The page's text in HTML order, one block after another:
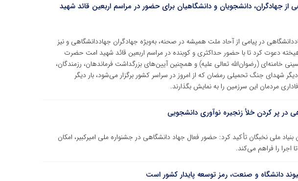
جهادگران، دانشجویان و دانشگاهیان برای حضور در مراسم اربعین قائد شهید
در پیامی از آحاد ملت همیشه در صحنه، به‌ویژه جهادگران جهاددانشگاهی و نیز
دعوت کرد تا با حضور حداکثری و کوبنده در مراسم اربعین قائد شهید امت حضرت
خامنه‌ای (رضوان‌الله تعالی علیه) و همچنین آیین‌های بزرگداشت فرماندهان، رزمندگان،
شهدای جنگ تحمیلی رمضان که از امروز در سراسر کشور برگزار می‌شود، بار دیگر
مردمان این سرزمین را به نمایش بگذارند.
در پر کردن خلأ زنجیره نوآوری دانشجویی
ملی نخبگان تأکید کرد: حضور فعال جهاد دانشگاهی در جشنواره ملی امیرکبیر، امکان
اجرا را فراهم می‌کند.
پیوند دانشگاه و صنعت، رمز توسعه پایدار کشور است